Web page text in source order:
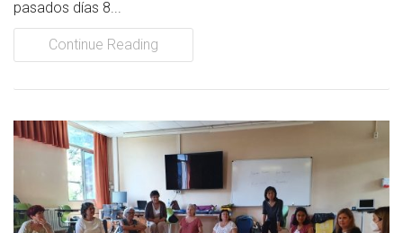
Contacto
pasados días 8...
Continue Reading